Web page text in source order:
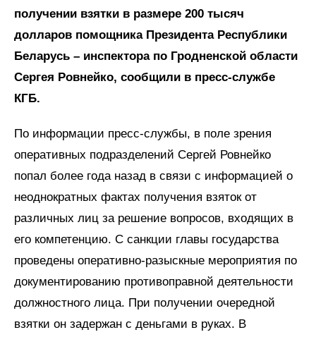
получении взятки в размере 200 тысяч
долларов помощника Президента Республики
Беларусь – инспектора по Гродненской области
Сергея Ровнейко, сообщили в пресс-службе
КГБ.
По информации пресс-службы, в поле зрения
оперативных подразделений Сергей Ровнейко
попал более года назад в связи с информацией о
неоднократных фактах получения взяток от
различных лиц за решение вопросов, входящих в
его компетенцию. С санкции главы государства
проведены оперативно-разыскные мероприятия по
документированию противоправной деятельности
должностного лица. При получении очередной
взятки он задержан с деньгами в руках. В